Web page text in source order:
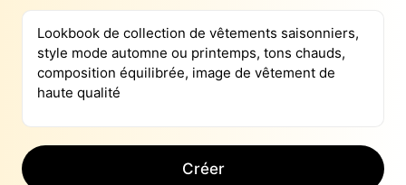
Créer